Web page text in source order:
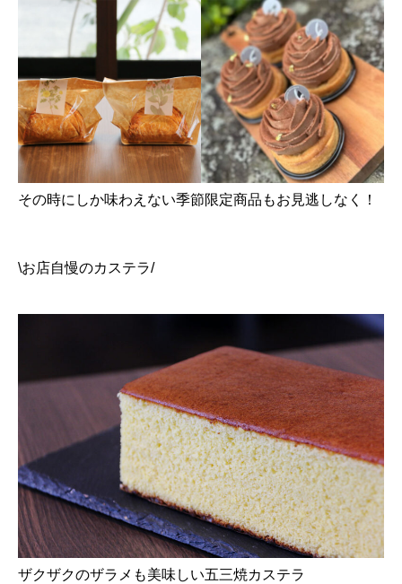
その時にしか味わえない季節限定商品もお見逃しなく！
\お店自慢のカステラ/
ザクザクのザラメも美味しい五三焼カステラ